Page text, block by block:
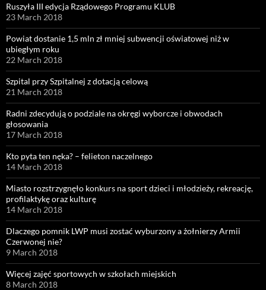
Ruszyła III edycja Rządowego Programu KLUB
23 March 2018
Powiat dostanie 1,5 mln zł mniej subwencji oświatowej niż w
ubiegłym roku
22 March 2018
Szpital przy Szpitalnej z dotacją celową
21 March 2018
Radni zdecydują o podziale na okręgi wyborcze i obwodach
głosowania
17 March 2018
Kto pyta ten nęka? – felieton naczelnego
14 March 2018
Miasto rozstrzygnęło konkurs na sport dzieci i młodzieży, rekreację,
profilaktykę oraz kulturę
14 March 2018
Dlaczego pomnik LWP musi zostać wyburzony a żołnierzy Armii
Czerwonej nie?
9 March 2018
Więcej zajęć sportowych w szkołach miejskich
8 March 2018